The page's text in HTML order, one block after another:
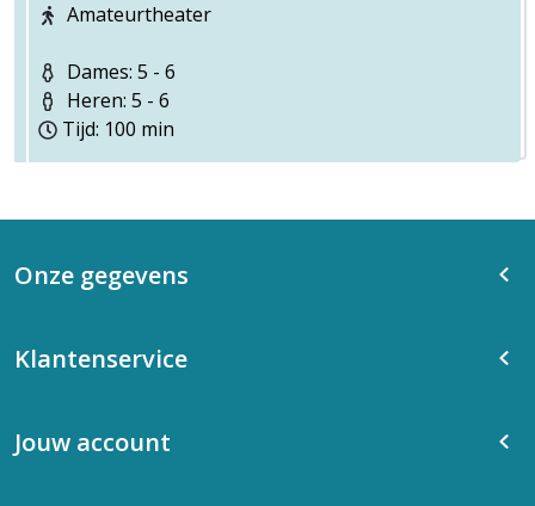
Amateurtheater
Dames: 5 - 6
Heren: 5 - 6
Tijd: 100 min
Onze gegevens
Klantenservice
Jouw account